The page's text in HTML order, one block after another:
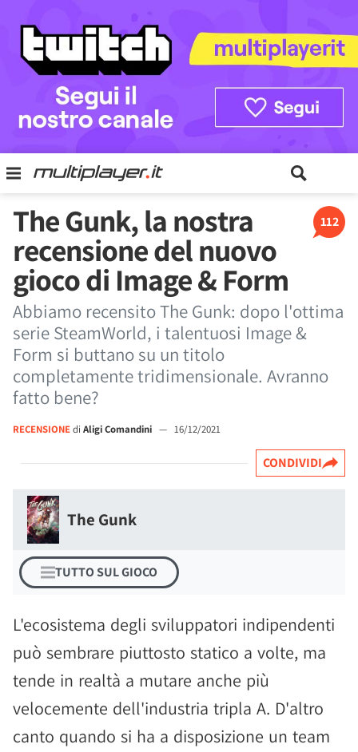
112
The Gunk, la nostra
recensione del nuovo
gioco di Image & Form
Abbiamo recensito The Gunk: dopo l'ottima
serie SteamWorld, i talentuosi Image &
Form si buttano su un titolo
completamente tridimensionale. Avranno
fatto bene?
RECENSIONEdi Aligi Comandini — 16/12/2021
CONDIVIDI
The Gunk
TUTTO SUL GIOCO
L'ecosistema degli sviluppatori indipendenti
può sembrare piuttosto statico a volte, ma
tende in realtà a mutare anche più
velocemente dell'industria tripla A. D'altro
canto quando si ha a disposizione un team